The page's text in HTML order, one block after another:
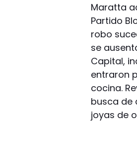
Maratta
Partido
robo
se
Capital,
entraron
cocina.
busca de
joyas de